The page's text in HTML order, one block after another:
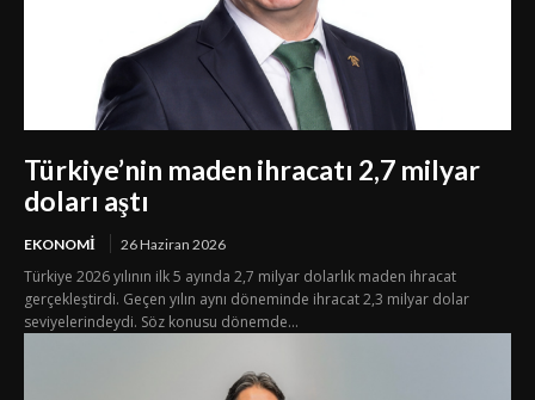
Türkiye’nin maden ihracatı 2,7 milyar
doları aştı
EKONOMI 26 Haziran 2026
Türkiye 2026 yılının ilk 5 ayında 2,7 milyar dolarlık maden ihracat
gerçekleştirdi. Geçen yılın aynı döneminde ihracat 2,3 milyar dolar
seviyelerindeydi. Söz konusu dönemde...